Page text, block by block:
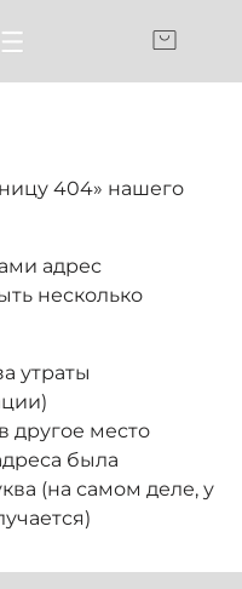
404» нашего
адрес
несколько
утраты
другое место
была
(на самом деле, у